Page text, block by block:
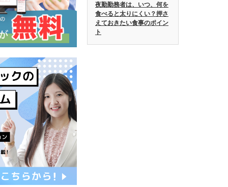
夜勤勤務者は、いつ、何を
食べると太りにくい？押さ
えておきたい食事のポイン
ト